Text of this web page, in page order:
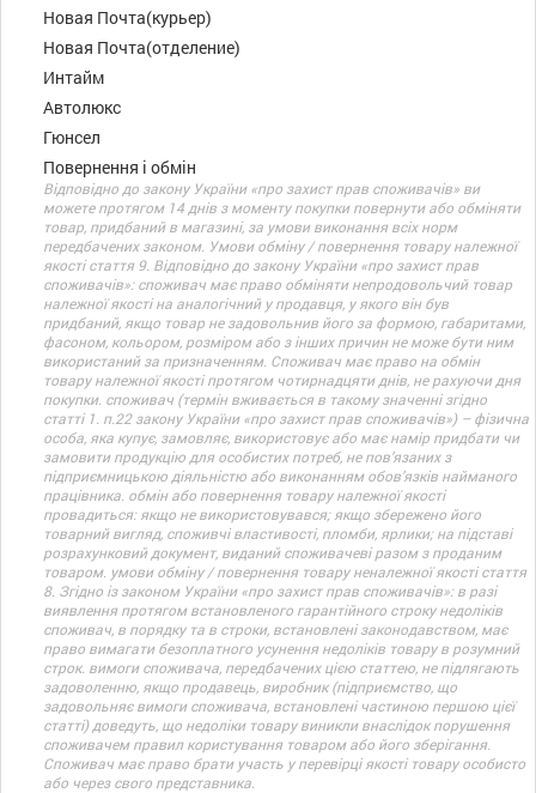
Новая Почта(курьер)
Новая Почта(отделение)
Интайм
Автолюкс
Гюнсел
Повернення і обмін
Відповідно до закону України «про захист прав споживачів» ви
можете протягом 14 днів з моменту покупки повернути або обміняти
товар, придбаний в магазині, за умови виконання всіх норм
передбачених законом. Умови обміну / повернення товару належної
якості стаття 9. Відповідно до закону України «про захист прав
споживачів»: споживач має право обміняти непродовольчий товар
належної якості на аналогічний у продавця, у якого він був
придбаний, якщо товар не задовольнив його за формою, габаритами,
фасоном, кольором, розміром або з інших причин не може бути ним
використаний за призначенням. Споживач має право на обмін
товару належної якості протягом чотирнадцяти днів, не рахуючи дня
покупки. споживач (термін вживається в такому значенні згідно
статті 1. п.22 закону України «про захист прав споживачів») – фізична
особа, яка купує, замовляє, використовує або має намір придбати чи
замовити продукцію для особистих потреб, не пов’язаних з
підприємницькою діяльністю або виконанням обов’язків найманого
працівника. обмін або повернення товару належної якості
провадиться: якщо не використовувався; якщо збережено його
товарний вигляд, споживчі властивості, пломби, ярлики; на підставі
розрахунковий документ, виданий споживачеві разом з проданим
товаром. умови обміну / повернення товару неналежної якості стаття
8. Згідно із законом України «про захист прав споживачів»: в разі
виявлення протягом встановленого гарантійного строку недоліків
споживач, в порядку та в строки, встановлені законодавством, має
право вимагати безоплатного усунення недоліків товару в розумний
строк. вимоги споживача, передбачених цією статтею, не підлягають
задоволенню, якщо продавець, виробник (підприємство, що
задовольняє вимоги споживача, встановлені частиною першою цієї
статті) доведуть, що недоліки товару виникли внаслідок порушення
споживачем правил користування товаром або його зберігання.
Споживач має право брати участь у перевірці якості товару особисто
або через свого представника.